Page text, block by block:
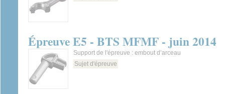
Épreuve E5 - BTS MFMF - juin 2014
Support de l'épreuve : embout d’arceau
Sujet d'épreuve